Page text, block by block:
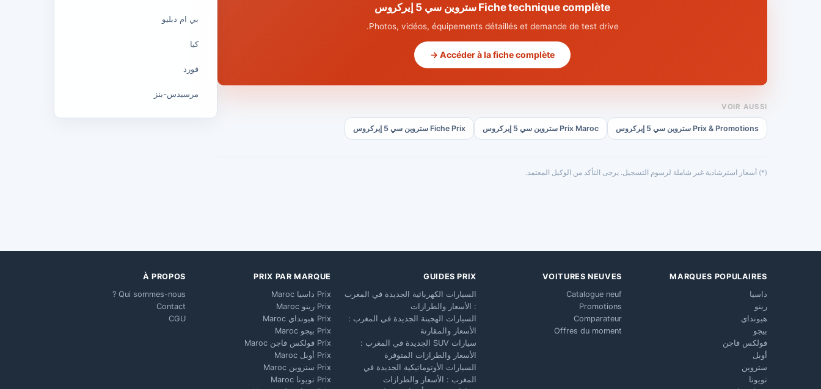
Fiche technique complète ستروين سي 5 إيركروس
Photos, vidéos, équipements détaillés et demande de test drive.
Accéder à la fiche complète →
VOIR AUSSI
Prix & Promotions ستروين سي 5 إيركروس Prix Maroc ستروين سي 5 إيركروس Fiche Prix ستروين سي 5 إيركروس
(*) أسعار استرشادية غير شاملة لرسوم التسجيل. يرجى التأكد من الوكيل المعتمد.
بي ام دبليو
كيا
فورد
مرسيدس-بنز
MARQUES POPULAIRES
داسيا
رينو
هيونداي
بيجو
فولكس فاجن
أوبل
ستروين
تويوتا
VOITURES NEUVES
Catalogue neuf
Promotions
Comparateur
Offres du moment
GUIDES PRIX
السيارات الكهربائية الجديدة في المغرب
: الأسعار والطرازات
السيارات الهجينة الجديدة في المغرب :
الأسعار والمقارنة
سيارات SUV الجديدة في المغرب :
الأسعار والطرازات المتوفرة
السيارات الأوتوماتيكية الجديدة في
المغرب : الأسعار والطرازات
PRIX PAR MARQUE
Prix داسيا Maroc
Prix رينو Maroc
Prix هيونداي Maroc
Prix بيجو Maroc
Prix فولكس فاجن Maroc
Prix أوبل Maroc
Prix ستروين Maroc
Prix تويوتا Maroc
À PROPOS
Qui sommes-nous ?
Contact
CGU